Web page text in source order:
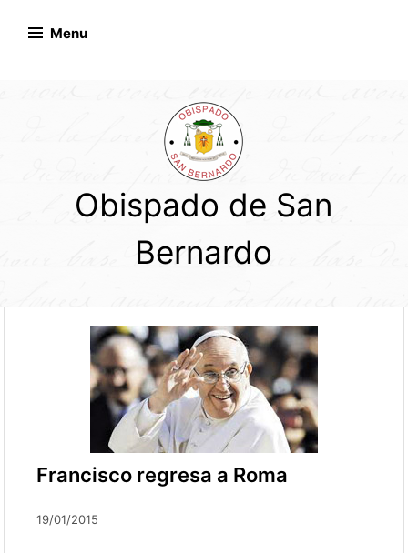
Menu
Obispado de San
Bernardo
Francisco regresa a Roma
19/01/2015